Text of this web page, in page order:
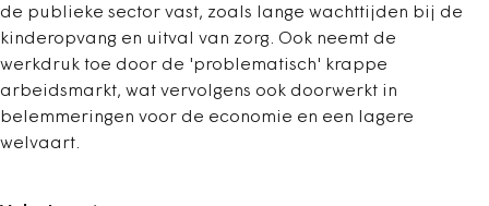
de publieke sector vast, zoals lange wachttijden bij de
kinderopvang en uitval van zorg. Ook neemt de
werkdruk toe door de 'problematisch' krappe
arbeidsmarkt, wat vervolgens ook doorwerkt in
belemmeringen voor de economie en een lagere
welvaart.